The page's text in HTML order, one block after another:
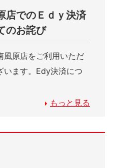
店でのＥｄｙ決済
のお詫び
風原店をご利用いただ
います。Edy決済につ
もっと見る